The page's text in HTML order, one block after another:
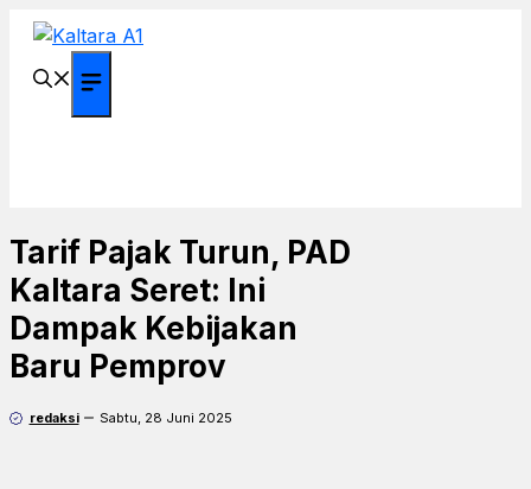
Langsung
Tarif Pajak Turun, PAD
Kaltara Seret: Ini
Dampak Kebijakan
Baru Pemprov
redaksi Sabtu, 28 Juni 2025